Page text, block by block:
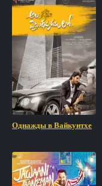
Однажды в Вайкунтхе